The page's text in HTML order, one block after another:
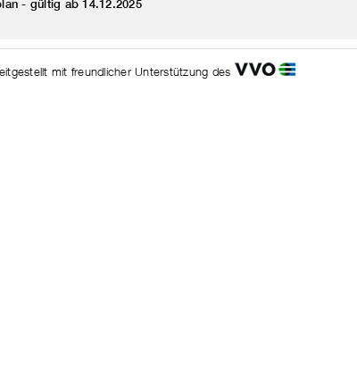
- gültig ab 14.12.2025
mit freundlicher Unterstützung des